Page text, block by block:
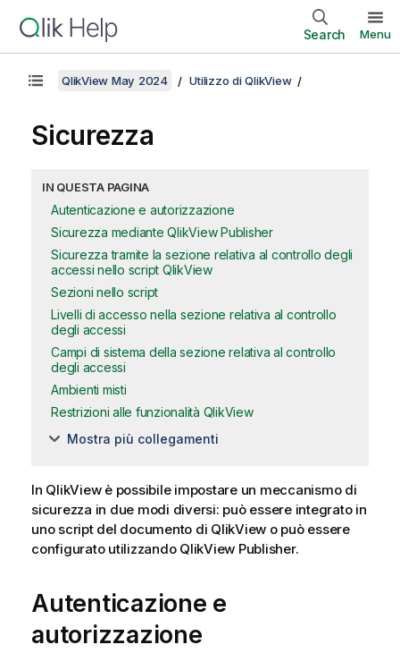
Search Menu
QlikView May 2024 Utilizzo di QlikView
Sicurezza
IN QUESTA PAGINA
Autenticazione e autorizzazione
Sicurezza mediante QlikView Publisher
Sicurezza tramite la sezione relativa al controllo degli
accessi nello script QlikView
Sezioni nello script
Livelli di accesso nella sezione relativa al controllo
degli accessi
Campi di sistema della sezione relativa al controllo
degli accessi
Ambienti misti
Restrizioni alle funzionalità QlikView
Mostra più collegamenti
In QlikView è possibile impostare un meccanismo di
sicurezza in due modi diversi: può essere integrato in
uno script del documento di QlikView o può essere
configurato utilizzando QlikView Publisher.
Autenticazione e
autorizzazione